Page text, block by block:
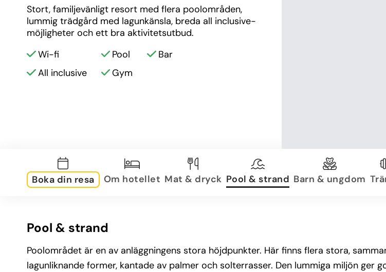
Stort, familjevänligt resort med flera poolområden,
lummig trädgård med lagunkänsla, breda all inclusive-
möjligheter och ett bra aktivitetsutbud.
Wi-fi
Pool
Bar
All inclusive
Gym
Boka din resa Om hotellet Mat & dryck Pool & strand Barn & ungdom
Pool & strand
Poolområdet är en av anläggningens stora höjdpunkter. Här finns flera stora,
lagunliknande former, kantade av palmer och solterrasser. Den lummiga miljön ger